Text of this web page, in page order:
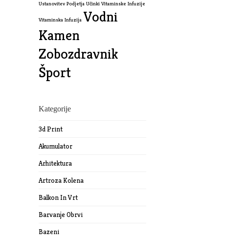
Ustanovitev Podjetja Učinki Vitaminske Infuzije
Vitaminska Infuzija Vodni
Kamen
Zobozdravnik
Šport
Kategorije
3d Print
Akumulator
Arhitektura
Artroza Kolena
Balkon In Vrt
Barvanje Obrvi
Bazeni